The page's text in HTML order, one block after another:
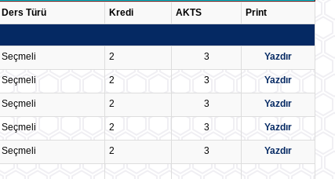
Ders Türü Kredi AKTS
Print
Seçmeli 2 3 Yazdır
Seçmeli 2 3 Yazdır
Seçmeli 2 3 Yazdır
Seçmeli 2 3 Yazdır
Seçmeli 2 3 Yazdır